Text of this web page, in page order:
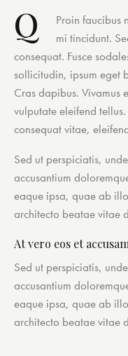
Q
Proin faucibus
mi tincidunt.
consequat. Fusce
sollicitudin, ipsum eget
Cras dapibus. Vivamus
vulputate eleifend
consequat vitae,
Sed ut perspiciatis,
accusantium
eaque ipsa, quae ab
architecto beatae vitae
At vero eos et accusam
Sed ut perspiciatis,
accusantium
eaque ipsa, quae ab
architecto beatae vitae